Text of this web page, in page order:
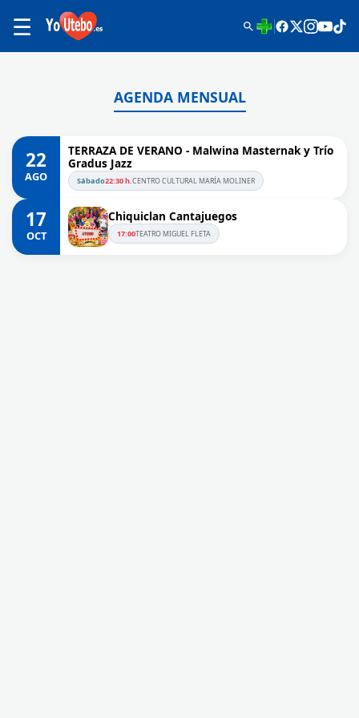
☰
AGENDA MENSUAL
22
AGO
TERRAZA DE VERANO - Malwina Masternak y Trío
Gradus Jazz
Sábado22:30 h.CENTRO CULTURAL MARÍA MOLINER
17
OCT
Chiquiclan Cantajuegos
17:00TEATRO MIGUEL FLETA